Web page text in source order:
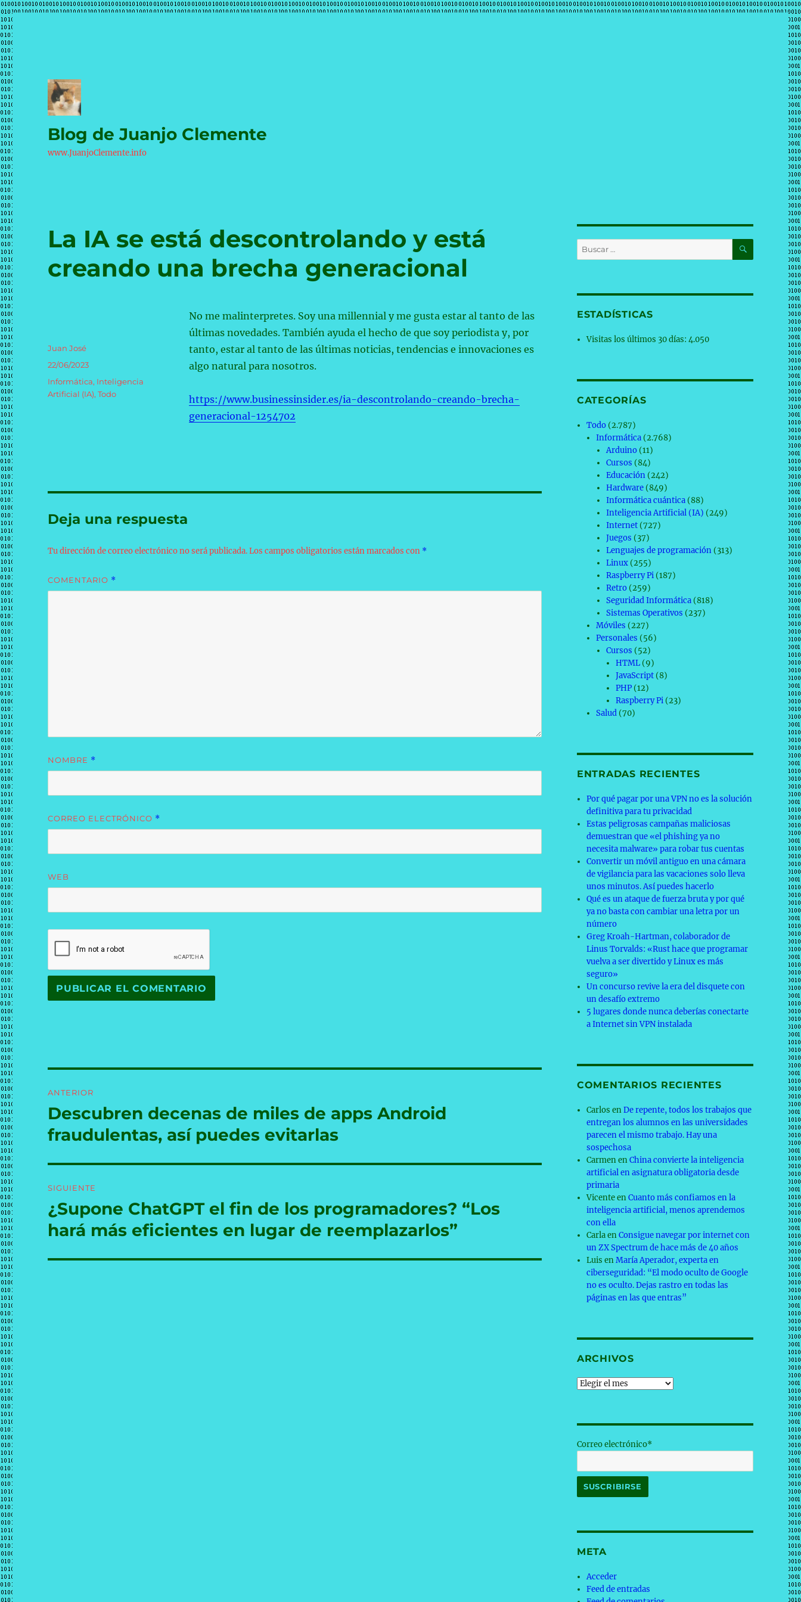
Blog de Juanjo Clemente
www.JuanjoClemente.info
La IA se está descontrolando y está
creando una brecha generacional
No me malinterpretes. Soy una millennial y me gusta estar al tanto de las
últimas novedades. También ayuda el hecho de que soy periodista y, por
tanto, estar al tanto de las últimas noticias, tendencias e innovaciones es
algo natural para nosotros.
https://www.businessinsider.es/ia-descontrolando-creando-brecha-
generacional-1254702
Autor
Juan José
Publicado
22/06/2023
Categorías
Informática, Inteligencia
Artificial (IA),Todo
Deja una respuesta
Tu dirección de correo electrónico no será publicada.Los campos obligatorios están marcados con *
COMENTARIO *
NOMBRE *
CORREO ELECTRÓNICO *
WEB
de
entradas
ANTERIOR
Entrada
anterior:
Descubren decenas de miles de apps Android
fraudulentas, así puedes evitarlas
SIGUIENTE
Entrada
siguiente:
¿Supone ChatGPT el fin de los programadores? “Los
hará más eficientes en lugar de reemplazarlos”
Buscar
por:
BUSCAR
ESTADÍSTICAS
Visitas los últimos 30 días:4.050
CATEGORÍAS
Todo (2.787)
Informática (2.768)
Arduino(11)
Cursos (84)
Educación(242)
Hardware(849)
Informática cuántica(88)
Inteligencia Artificial (IA) (249)
Internet(727)
Juegos (37)
Lenguajes de programación(313)
Linux(255)
Raspberry Pi(187)
Retro(259)
Seguridad Informática(818)
Sistemas Operativos (237)
Móviles (227)
Personales (56)
Cursos (52)
HTML(9)
JavaScript(8)
PHP(12)
Raspberry Pi(23)
Salud (70)
ENTRADAS RECIENTES
Por qué pagar por una VPN no es la solución
definitiva para tu privacidad
Estas peligrosas campañas maliciosas
demuestran que «el phishing ya no
necesita malware» para robar tus cuentas
Convertir un móvil antiguo en una cámara
de vigilancia para las vacaciones solo lleva
unos minutos. Así puedes hacerlo
Qué es un ataque de fuerza bruta y por qué
ya no basta con cambiar una letra por un
número
Greg Kroah-Hartman, colaborador de
Linus Torvalds: «Rust hace que programar
vuelva a ser divertido y Linux es más
seguro»
Un concurso revive la era del disquete con
un desafío extremo
5 lugares donde nunca deberías conectarte
a Internet sin VPN instalada
COMENTARIOS RECIENTES
Carlos enDe repente, todos los trabajos que
entregan los alumnos en las universidades
parecen el mismo trabajo. Hay una
sospechosa
CarmenenChina convierte la inteligencia
artificial en asignatura obligatoria desde
primaria
VicenteenCuanto más confiamos en la
inteligencia artificial, menos aprendemos
con ella
CarlaenConsigue navegar por internet con
un ZX Spectrum de hace más de 40 años
Luis enMaría Aperador, experta en
ciberseguridad: “El modo oculto de Google
no es oculto. Dejas rastro en todas las
páginas en las que entras”
ARCHIVOS
Archivos
Correo electrónico*
META
Acceder
Feed de entradas